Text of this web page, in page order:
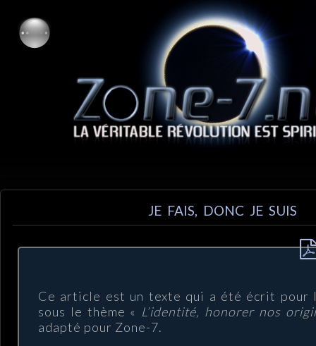
JE FAIS, DONC JE SUIS
Ce article est un texte qui a été écrit pour
sous le thème « L’identité, honorer nos
adapté pour Zone-7.